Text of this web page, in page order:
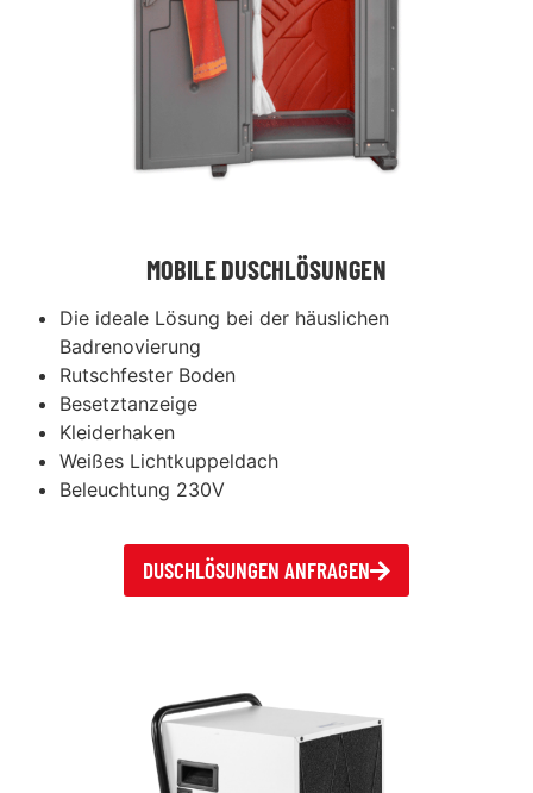
MOBILE DUSCHLÖSUNGEN
Die ideale Lösung bei der häuslichen
Badrenovierung
Rutschfester Boden
Besetztanzeige
Kleiderhaken
Weißes Lichtkuppeldach
Beleuchtung 230V
DUSCHLÖSUNGEN ANFRAGEN